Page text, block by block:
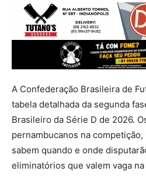
A Confederação Brasileira de
tabela detalhada da segunda
Brasileiro da Série D de 2026.
pernambucanos na
sabem quando e onde
eliminatórios que valem vaga